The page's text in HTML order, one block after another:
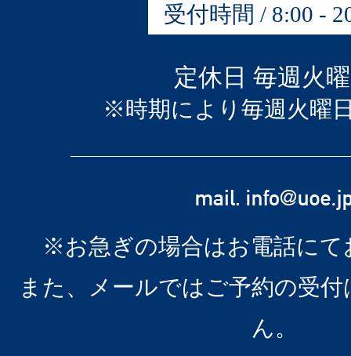
受付時間 / 8:00 -
定休日 毎週火
※時期により毎週火曜
※お急ぎの場合はお電話にて
また、メールではご予約の受
ん。